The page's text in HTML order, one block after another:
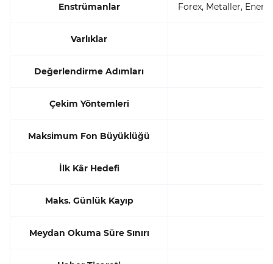
Enstrümanlar Forex, Metaller,
Varlıklar
Değerlendirme Adımları
Çekim Yöntemleri
Maksimum Fon Büyüklüğü
İlk Kâr Hedefi
Maks. Günlük Kayıp
Meydan Okuma Süre Sınırı